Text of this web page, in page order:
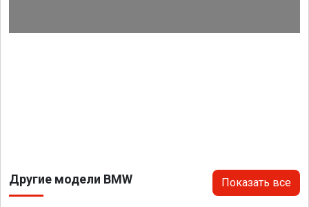
Другие модели BMW Показать все